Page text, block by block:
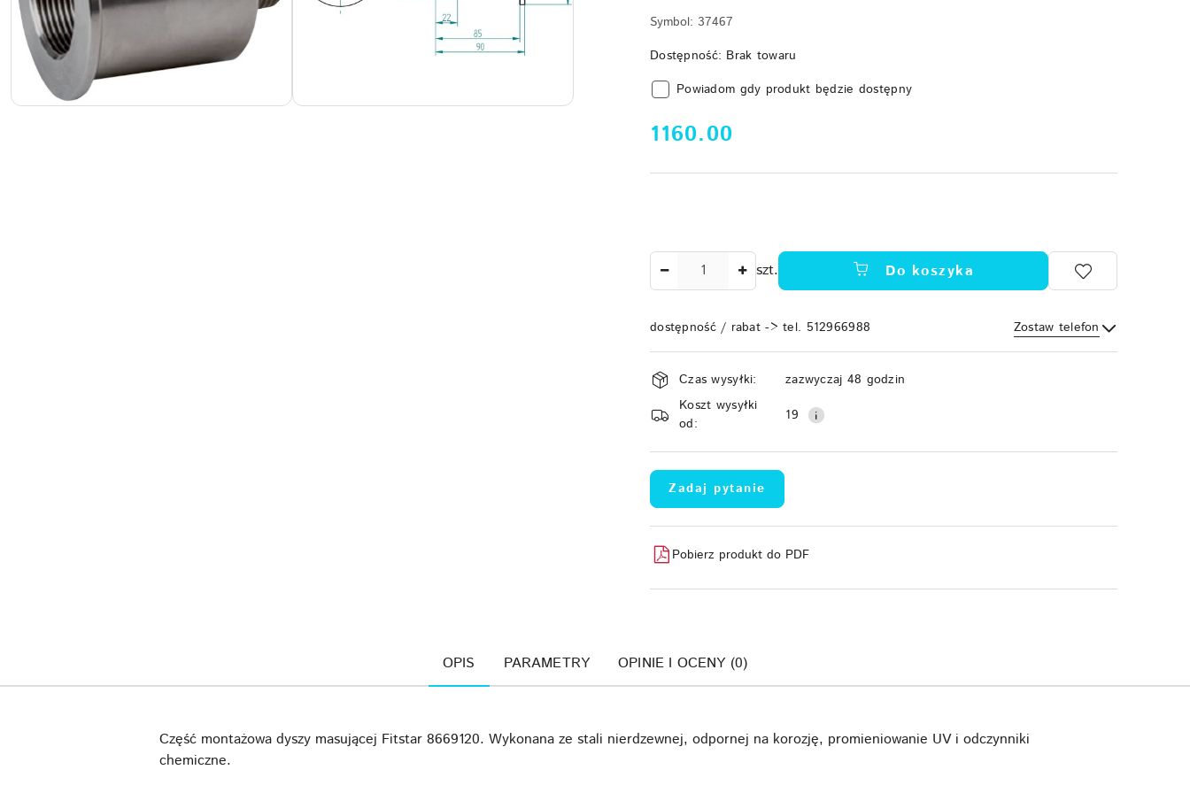
Symbol: 37467
Dostępność: Brak towaru
Powiadom gdy produkt będzie dostępny
cena:
1160.00
szt. Do koszyka
dostępność / rabat -> tel. 512966988 Zostaw telefon
Wyślij
Dostępność
i
dostawa
Czas wysyłki:
zazwyczaj 48 godzin
Koszt wysyłki
od:
19
Zadaj pytanie
Pobierz produkt do PDF
OPIS PARAMETRY OPINIE I OCENY (0)
Część montażowa dyszy masującej Fitstar 8669120. Wykonana ze stali nierdzewnej, odpornej na korozję, promieniowanie UV i odczynniki
chemiczne.